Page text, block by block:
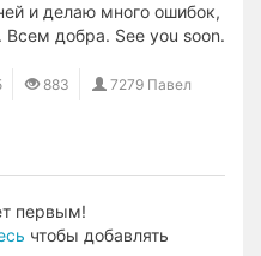
и делаю много ошибок,
добра. See you soon.
883 7279 Павел
первым!
чтобы добавлять